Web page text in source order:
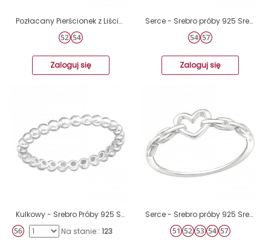
Pozłacany Pierścionek z Liściami - Srebro Próby 925 Srebrne Pierścionki A4S44749
Zaloguj się
Serce - Srebro próby 925 Srebrne pierścionki A4S44843
Zaloguj się
Kulkowy - Srebro Próby 925 Srebrne Pierścionki A4S41419
Na stanie:: 123
Serce - Srebro próby 925 Srebrne pierścionki A4S44845